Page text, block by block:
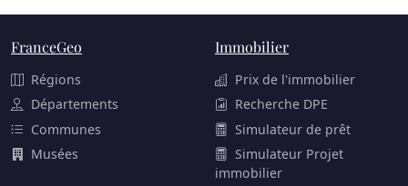
FranceGeo
Régions
Départements
Communes
Musées
Immobilier
Prix de l'immobilier
Recherche DPE
Simulateur de prêt
Simulateur Projet
immobilier